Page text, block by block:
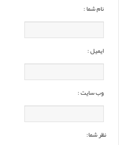
نام شما :
ایمیل :
وب سایت :
نظر شما: